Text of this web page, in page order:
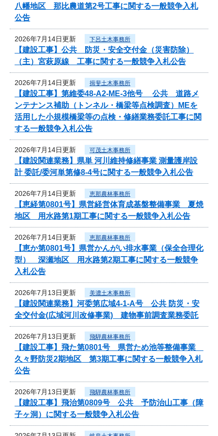
八幡地区 那比農道第2号工事に関する一般競争入札
公告
2026年7月14日更新 下呂土木事務所
【建設工事】公共 防災・安全交付金（災害防除）
（主）宮萩原線 工事に関する一般競争入札公告
2026年7月14日更新 揖斐土木事務所
【建設工事】第維委48-A2-ME-3他号 公共 道路メ
ンテナンス補助（トンネル・橋梁等点検調査）MEを
活用した小規模橋梁等の点検・修繕業務委託工事に関
する一般競争入札公告
2026年7月14日更新 可茂土木事務所
【建設関連業務】県単 河川維持修繕事業 測量護岸設
計 委託/委河単第修8-4号に関する一般競争入札公告
2026年7月14日更新 恵那農林事務所
【恵経第0801号】県営経営体育成基盤整備事業 夏焼
地区 用水路第1期工事に関する一般競争入札公告
2026年7月14日更新 恵那農林事務所
【恵か第0801号】県営かんがい排水事業（保全合理化
型） 深瀬地区 用水路第2期工事に関する一般競争
入札公告
2026年7月13日更新 美濃土木事務所
【建設関連業務】河委第広域4-1-A号 公共 防災・安
全交付金(広域河川改修事業) 建物事前調査業務委託
2026年7月13日更新 飛騨農林事務所
【建設工事】飛た第0801号 県営ため池等整備事業
久々野防災2期地区 第3期工事に関する一般競争入札
公告
2026年7月13日更新 飛騨農林事務所
【建設工事】飛治第0809号 公共 予防治山工事（障
子ヶ洞）に関する一般競争入札公告